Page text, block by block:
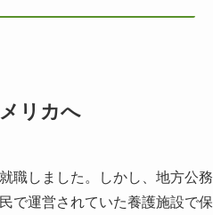
リカへ
職しました。しかし、地方公務
で運営されていた養護施設で保